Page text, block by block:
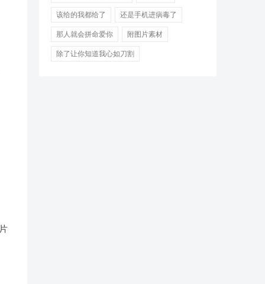
该给的我都给了 还是手机进病毒了
那人就会拼命爱你 附图片素材
除了让你知道我心如刀割